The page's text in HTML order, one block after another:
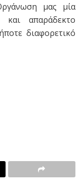
μας μία
απαράδεκτο
διαφορετικό